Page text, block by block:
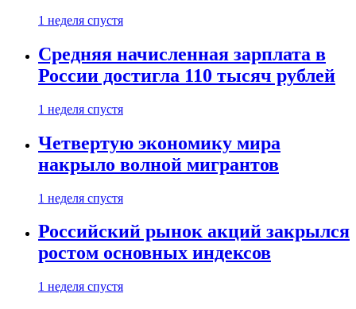
1 неделя спустя
Средняя начисленная зарплата в
России достигла 110 тысяч рублей
1 неделя спустя
Четвертую экономику мира
накрыло волной мигрантов
1 неделя спустя
Российский рынок акций закрылся
ростом основных индексов
1 неделя спустя